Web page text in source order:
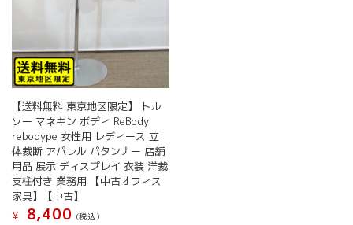
【送料無料 東京地区限定】 トル
ソー マネキン ボディ ReBody
rebodype 女性用 レディース 立
体裁断 アパレル パタンナー 店舗
用品 展示 ディスプレイ 衣装 洋裁
支柱付き 業務用 【中古オフィス
家具】【中古】
¥
8,400 (税込）